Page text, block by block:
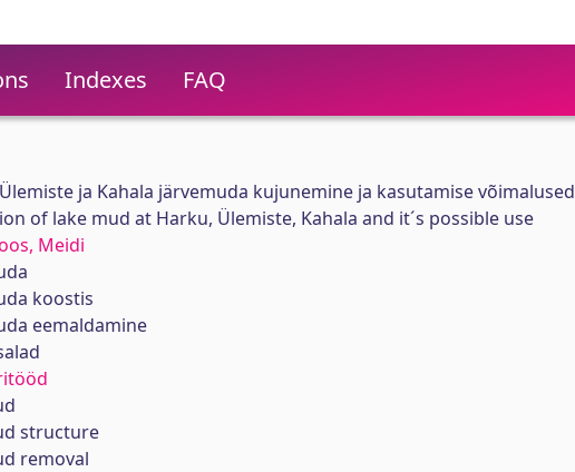
Indexes FAQ
ja Kahala järvemuda kujunemine ja kasutamise võimalused
of lake mud at Harku, Ülemiste, Kahala and it´s possible use
Meidi
koostis
eemaldamine
structure
removal